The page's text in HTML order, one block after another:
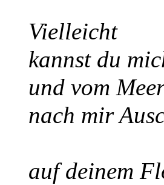
Vielleicht
kannst du
und vom
nach mir
auf deinem